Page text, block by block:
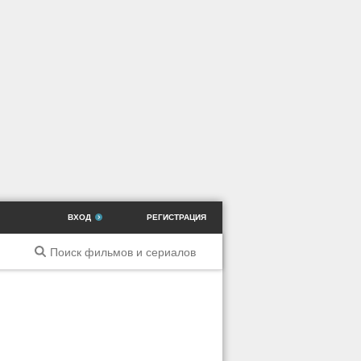
ВХОД РЕГИСТРАЦИЯ